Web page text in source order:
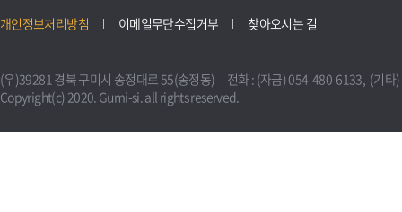
개인정보처리방침 이메일무단수집거부 찾아오시는 길
(우)39281 경북 구미시 송정대로 55(송정동) 전화 : (자금) 054-480-6133, (기타
Copyright(c) 2020. Gumi-si. all rights reserved.